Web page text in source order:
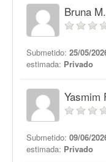
Bruna M.
Submetido: 25/05/
estimada: Privado
Yasmim
Submetido: 09/06/
estimada: Privado